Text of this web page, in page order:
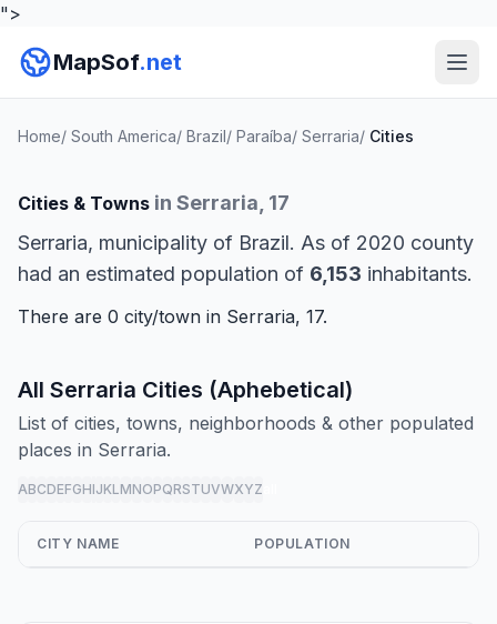
">
MapSof.net
Home/ South America/ Brazil/ Paraíba/ Serraria/ Cities
Cities & Towns in Serraria, 17
Serraria, municipality of Brazil. As of 2020 county
had an estimated population of 6,153 inhabitants.
There are 0 city/town in Serraria, 17.
All Serraria Cities (Aphebetical)
List of cities, towns, neighborhoods & other populated
places in Serraria.
ABCDEFGHIJKLMNOPQRSTUVWXYZ
CITY NAME POPULATION